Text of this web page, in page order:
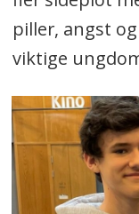
piller, angst
viktige